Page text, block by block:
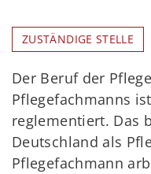
ZUSTÄNDIGE STELLE
Der Beruf der
Pflegefachmanns
reglementiert. Das
Deutschland als
Pflegefachmann